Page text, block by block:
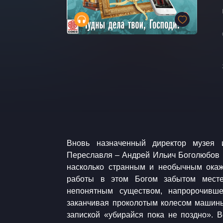
​​Вновь назначенный директор музея изобразительных искусств
Переславля – Андрей Ильич Боголюбов и представить себе не мог,
насколько странным и необычным
работы в этом Богом забытом
непонятным существом,
заканчивая проколотым колесом
запиской «убирайся пока не поздно».